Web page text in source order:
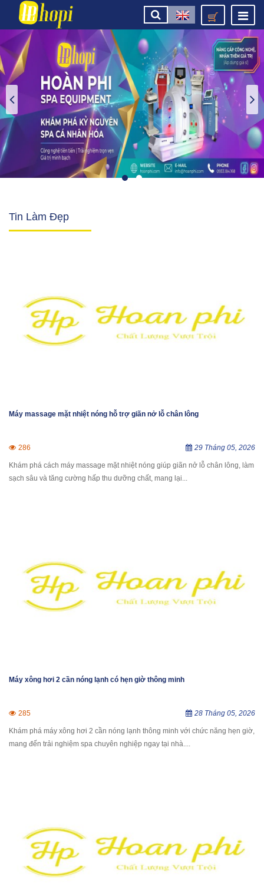
Tin Làm Đẹp
Máy massage mặt nhiệt nóng hỗ trợ giãn nở lỗ chân lông
286 29 Tháng 05, 2026
Khám phá cách máy massage mặt nhiệt nóng giúp giãn nở lỗ chân lông, làm
sạch sâu và tăng cường hấp thu dưỡng chất, mang lại...
Máy xông hơi 2 cần nóng lạnh có hẹn giờ thông minh
285 28 Tháng 05, 2026
Khám phá máy xông hơi 2 cần nóng lạnh thông minh với chức năng hẹn giờ,
mang đến trải nghiệm spa chuyên nghiệp ngay tại nhà....